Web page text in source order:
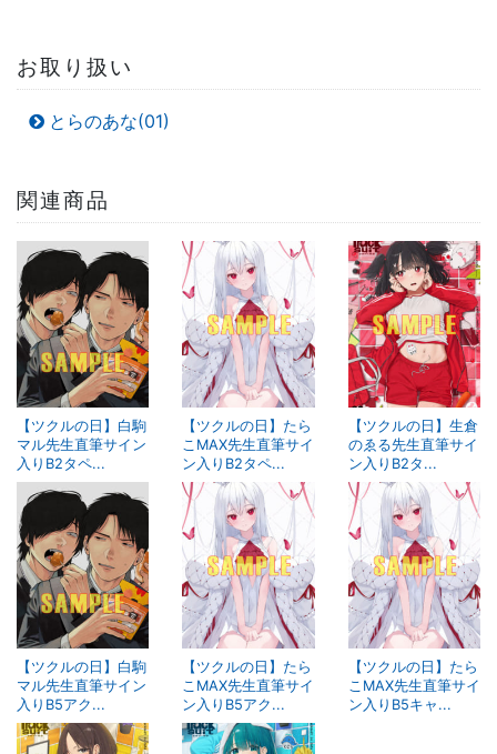
お取り扱い
とらのあな(01)
関連商品
【ツクルの日】白駒
マル先生直筆サイン
入りB2タペ...
【ツクルの日】たら
こMAX先生直筆サイ
ン入りB2タペ...
【ツクルの日】生倉
のゑる先生直筆サイ
ン入りB2タ...
【ツクルの日】白駒
マル先生直筆サイン
入りB5アク...
【ツクルの日】たら
こMAX先生直筆サイ
ン入りB5アク...
【ツクルの日】たら
こMAX先生直筆サイ
ン入りB5キャ...